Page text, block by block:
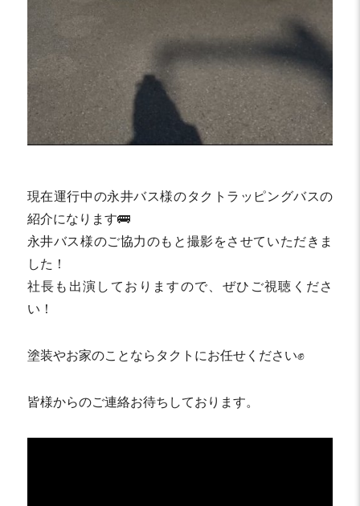
現在運行中の永井バス様のタクトラッピングバスの
紹介になります🚌
永井バス様のご協力のもと撮影をさせていただきま
した！
社長も出演しておりますので、ぜひご視聴くださ
い！
塗装やお家のことならタクトにお任せください✊
皆様からのご連絡お待ちしております。